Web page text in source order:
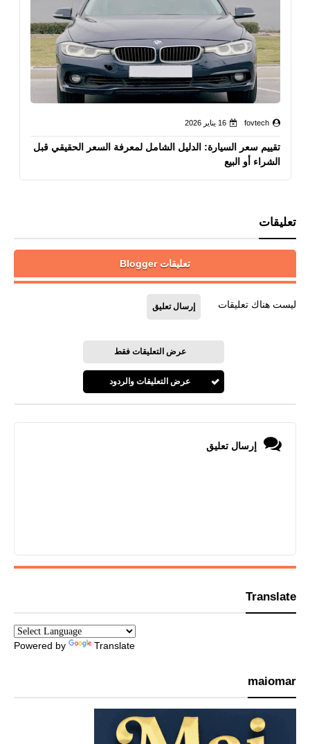
fovtech 16 يناير 2026
تقييم سعر السيارة: الدليل الشامل لمعرفة السعر الحقيقي قبل
الشراء أو البيع
تعليقات
تعليقات Blogger
ليست هناك تعليقات إرسال تعليق
عرض التعليقات فقط
عرض التعليقات والردود
إرسال تعليق
Translate
Powered by Translate
maiomar